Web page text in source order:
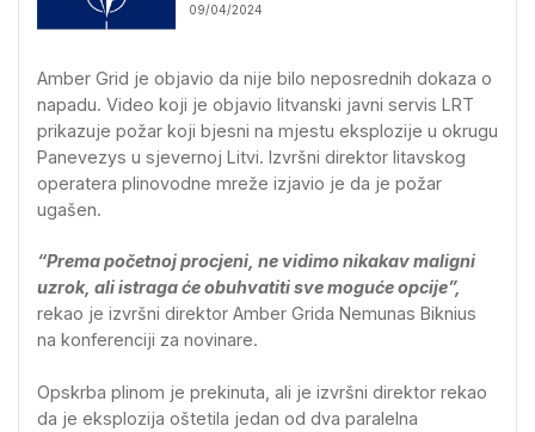
09/04/2024
Amber Grid je objavio da nije bilo neposrednih dokaza o
napadu. Video koji je objavio litvanski javni servis LRT
prikazuje požar koji bjesni na mjestu eksplozije u okrugu
Panevezys u sjevernoj Litvi. Izvršni direktor litavskog
operatera plinovodne mreže izjavio je da je požar
ugašen.
“Prema početnoj procjeni, ne vidimo nikakav maligni
uzrok, ali istraga će obuhvatiti sve moguće opcije”,
rekao je izvršni direktor Amber Grida Nemunas Biknius
na konferenciji za novinare.
Opskrba plinom je prekinuta, ali je izvršni direktor rekao
da je eksplozija oštetila jedan od dva paralelna